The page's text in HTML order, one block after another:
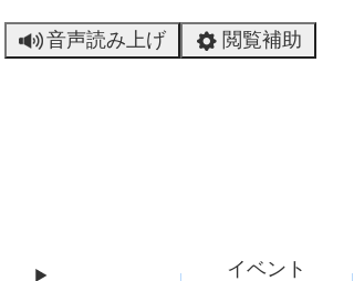
音声読み上げ 閲覧補助
イベント